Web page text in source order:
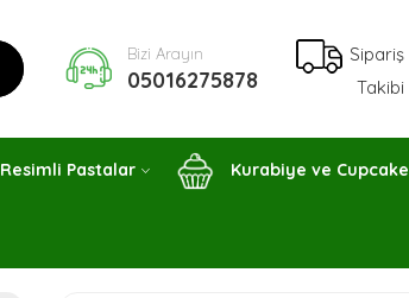
Sipariş
Takibi
Bizi Arayın
05016275878
Resimli Pastalar Kurabiye ve Cupcake